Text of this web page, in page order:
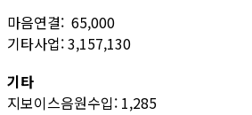
마음연결: 65,000
기타사업: 3,157,130
기타
지보이스음원수입: 1,285